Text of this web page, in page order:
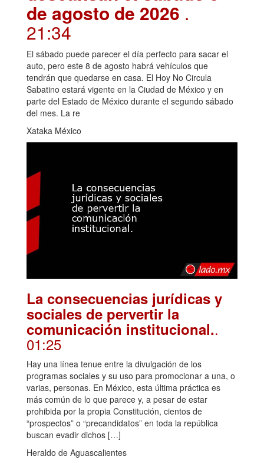
de agosto de 2026 .
21:34
El sábado puede parecer el día perfecto para sacar el
auto, pero este 8 de agosto habrá vehículos que
tendrán que quedarse en casa. El Hoy No Circula
Sabatino estará vigente en la Ciudad de México y en
parte del Estado de México durante el segundo sábado
del mes. La re
Xataka México
La consecuencias jurídicas y
sociales de pervertir la
comunicación institucional..
01:25
Hay una línea tenue entre la divulgación de los
programas sociales y su uso para promocionar a una, o
varias, personas. En México, esta última práctica es
más común de lo que parece y, a pesar de estar
prohibida por la propia Constitución, cientos de
“prospectos” o “precandidatos” en toda la república
buscan evadir dichos […]
Heraldo de Aguascalientes